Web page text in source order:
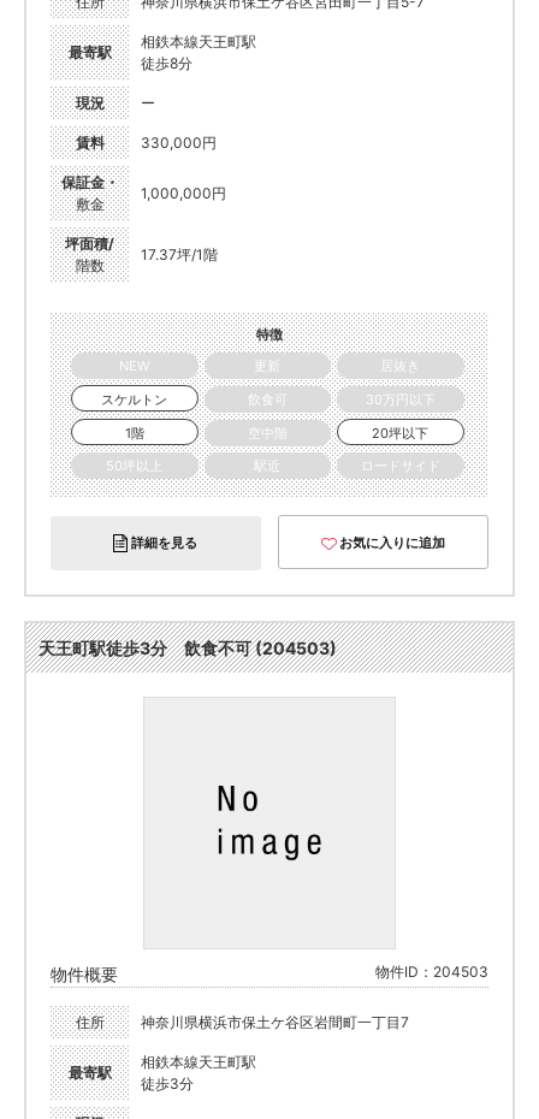
最寄駅
相鉄本線天王町駅
徒歩8分
現況 ー
賃料 330,000円
保証金・
敷金
1,000,000円
坪面積/
階数
17.37坪/1階
特徴
NEW
更新
居抜き
スケルトン
飲食可
30万円以下
1階
空中階
20坪以下
50坪以上
駅近 ロードサイド
詳細を見る お気に入りに追加
天王町駅徒歩3分 飲食不可 (204503)
物件概要 物件ID：204503
住所 神奈川県横浜市保土ケ谷区岩間町一丁目7
最寄駅
相鉄本線天王町駅
徒歩3分